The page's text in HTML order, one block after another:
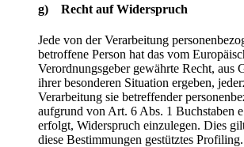
g) Recht auf Widerspruch
Jede von der Verarbeitung
betroffene Person hat das vom
Verordnungsgeber gewährte Recht, aus
ihrer besonderen Situation ergeben,
Verarbeitung sie betreffender
aufgrund von Art. 6 Abs. 1 Buchstaben
erfolgt, Widerspruch einzulegen. Dies
diese Bestimmungen gestütztes Profiling.